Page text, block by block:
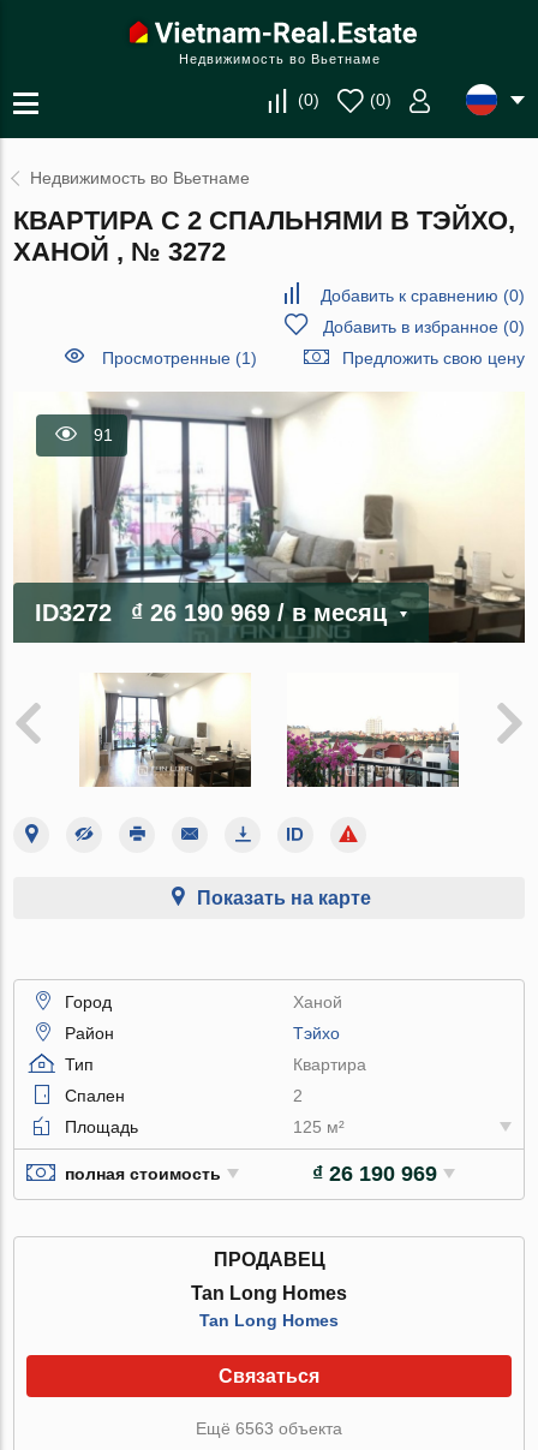
Недвижимость во Вьетнаме
(0) (0)
Недвижимость во Вьетнаме
КВАРТИРА С 2 СПАЛЬНЯМИ В ТЭЙХО,
ХАНОЙ , № 3272
Добавить к сравнению (0)
Добавить в избранное(0)
Просмотренные (1)
Предложить свою цену
91
ID3272 ₫ 26 190 969/ в месяц
Показать на карте
Город
Ханой
Район
Тэйхо
Тип
Квартира
Спален
2
Площадь
125 м²
полная стоимость ₫ 26 190 969
ПРОДАВЕЦ
Tan Long Homes
Tan Long Homes
Связаться
Ещё 6563 объекта